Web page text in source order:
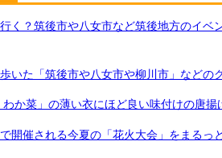
く？筑後市や八女市など筑後地方のイベ
いた「筑後市や八女市や柳川市」などの
か菜」の薄い衣にほど良い味付けの唐揚
開催される今夏の「花火大会」をまるっ